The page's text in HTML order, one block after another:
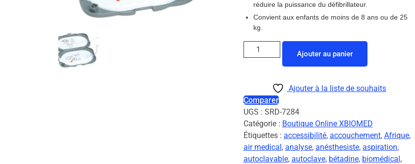
réduire la puissance du défibrillateur.
Convient aux enfants de moins de 8 ans ou de 25
kg.
Ajouter au panier
Ajouter à la liste de souhaits
Comparer
UGS : SRD-7284
Catégorie : Boutique Online XBIOMED
Étiquettes : accessibilité, accouchement, Afrique,
air medical , analyse, anésthesiste, aspiration,
autoclavable, autoclave, bétadine, biomédical ,